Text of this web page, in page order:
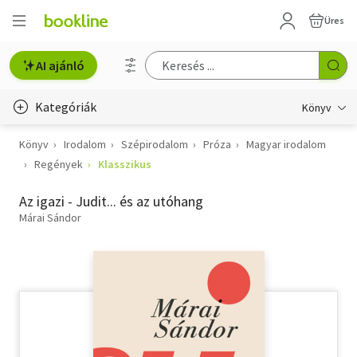
Üres
AI ajánló
Kategóriák Könyv
Életmód, egészség
Gyermek- és ifjúsági
Hobbi, szabadidő
Könyv Irodalom Szépirodalom Próza
Magyar irodalom
Regények
Klasszikus
Az igazi - Judit... és az utóhang
Márai Sándor